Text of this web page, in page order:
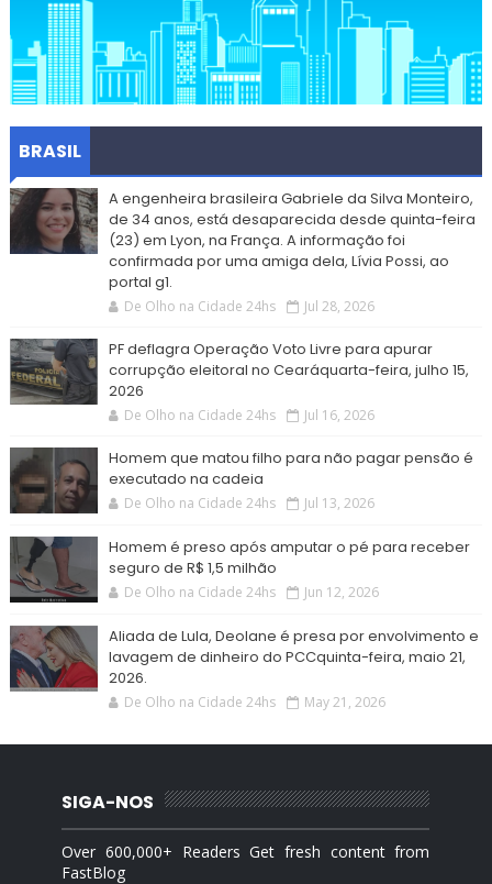
BRASIL
A engenheira brasileira Gabriele da Silva Monteiro,
de 34 anos, está desaparecida desde quinta-feira
(23) em Lyon, na França. A informação foi
confirmada por uma amiga dela, Lívia Possi, ao
portal g1.
De Olho na Cidade 24hs Jul 28, 2026
PF deflagra Operação Voto Livre para apurar
corrupção eleitoral no Cearáquarta-feira, julho 15,
2026
De Olho na Cidade 24hs Jul 16, 2026
Homem que matou filho para não pagar pensão é
executado na cadeia
De Olho na Cidade 24hs Jul 13, 2026
Homem é preso após amputar o pé para receber
seguro de R$ 1,5 milhão
De Olho na Cidade 24hs Jun 12, 2026
Aliada de Lula, Deolane é presa por envolvimento e
lavagem de dinheiro do PCCquinta-feira, maio 21,
2026.
De Olho na Cidade 24hs May 21, 2026
SIGA-NOS
Over 600,000+ Readers Get fresh content from
FastBlog